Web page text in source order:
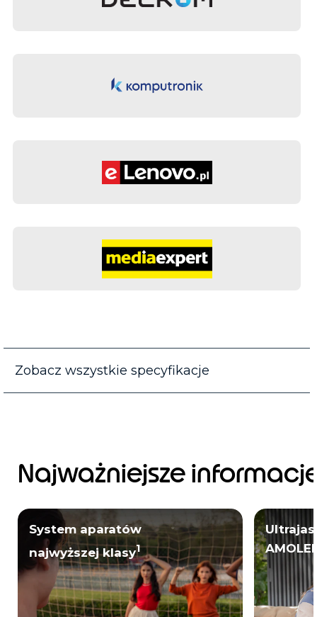
Zobacz wszystkie specyfikacje
Najważniejsze
System aparatów
najwyższej klasy1